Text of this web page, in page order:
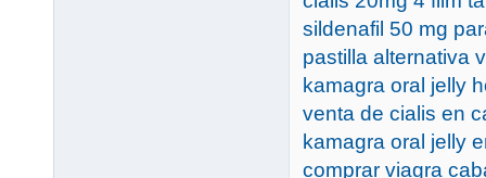
sildenafil 50 mg
pastilla alternativa
kamagra oral jelly
venta de cialis en
kamagra oral jelly
comprar viagra